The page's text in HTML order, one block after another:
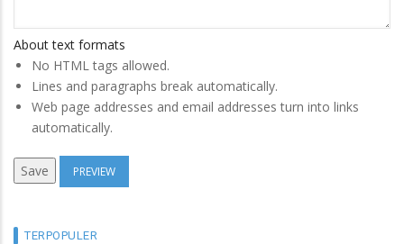
About text formats
No HTML tags allowed.
Lines and paragraphs break automatically.
Web page addresses and email addresses turn into links
automatically.
TERPOPULER